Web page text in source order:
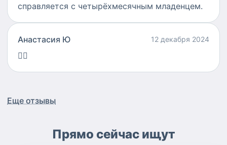
справляется с четырёхмесячным младенцем.
Анастасия Ю 12 декабря 2024
👍🏻
Еще отзывы
Прямо сейчас ищут